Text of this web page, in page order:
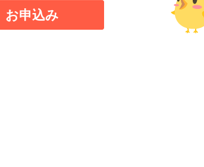
お申込み